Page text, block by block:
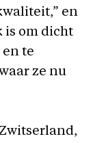
en
is om dicht
te
ze nu